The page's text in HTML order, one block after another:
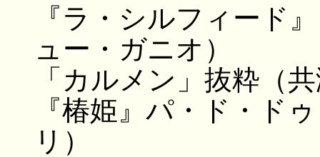
『ラ・シルフィード
ュー・ガニオ）
「カルメン」抜粋（
『椿姫』パ・ド・ド
リ）